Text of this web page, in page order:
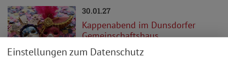
30.01.27
Kappenabend im Dunsdorfer
Gemeinschaftshaus
Einstellungen zum Datenschutz